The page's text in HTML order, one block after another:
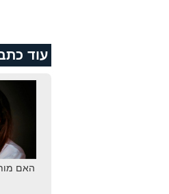
עוד
האם